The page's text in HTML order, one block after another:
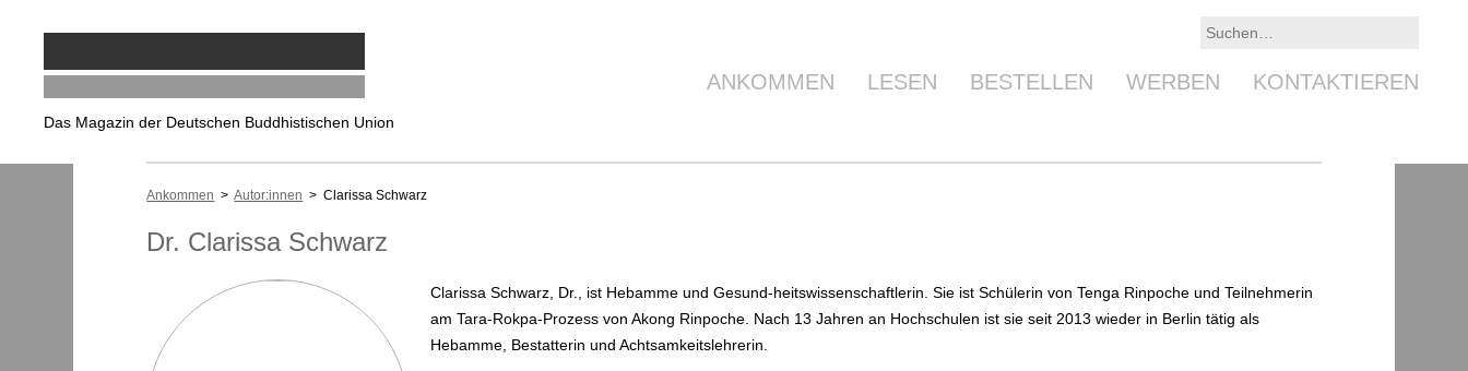
Das Magazin der Deutschen Buddhistischen Union
ANKOMMEN LESEN BESTELLEN WERBEN KONTAKTIEREN
Ankommen >Autor:innen > Clarissa Schwarz
Dr. Clarissa Schwarz
Clarissa Schwarz, Dr., ist Hebamme und Gesund-heitswissenschaftlerin. Sie ist Schülerin von Tenga Rinpoche und Teilnehmerin
am Tara-Rokpa-Prozess von Akong Rinpoche. Nach 13 Jahren an Hochschulen ist sie seit 2013 wieder in Berlin tätig als
Hebamme, Bestatterin und Achtsamkeitslehrerin.